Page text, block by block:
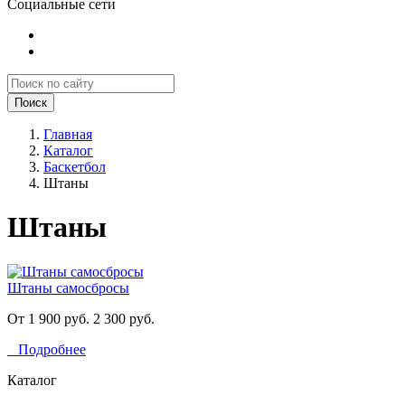
Социальные сети
Поиск
Главная
Каталог
Баскетбол
Штаны
Штаны
Штаны самосбросы
От 1 900 руб. 2 300 руб.
Подробнее
Каталог